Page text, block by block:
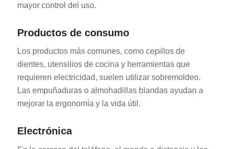
mayor control del uso.
Productos de consumo
Los productos más comunes, como cepillos de
dientes, utensilios de cocina y herramientas que
requieren electricidad, suelen utilizar sobremoldeo.
Las empuñaduras o almohadillas blandas ayudan a
mejorar la ergonomía y la vida útil.
Electrónica